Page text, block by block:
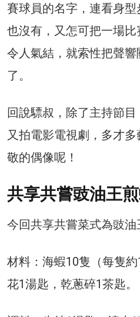
賽球員的名字，連看身
也沒有，又怎可把一場
令人氣結，就索性把聲
了。
回說驃叔，除了主持節目
又拍電影電視劇，多才
敬的偶像呢！
共享共嘗豉油王
今回共享共嘗菜式為豉油
材料：海蝦10隻（每隻
花1湯匙，乾蔥碎1茶匙。